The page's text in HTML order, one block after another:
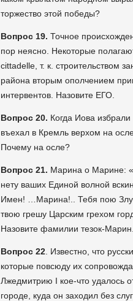
торжество этой победы?
Вопрос 19. Точное
пор неясно. Некоторые
cittadelle, т. к. строительством
района вторым ополчением
интервентов. Назовите ЕГО.
Вопрос 20. Когда Иова
въехал в Кремль верхом на
Почему на осле?
Вопрос 21. Марина о Марине:
нету ваших Единой волной
Имен! …Марина!.. Тебя пою
твою грешу Царским грехом
Назовите фамилии тезок-
Вопрос 22 . Известно, что
которые повсюду их
Лжедмитрию I кое-что удалось
городе, куда он заходил без